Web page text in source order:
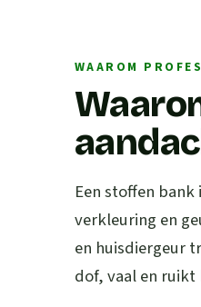
WAAROM
Een stoffen
verkleuring en
en huisdiergeur
dof, vaal en ruikt